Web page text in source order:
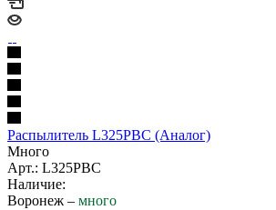
Распылитель L325PBC (Аналог)
Много
Арт.: L325PBC
Наличие:
Воронеж – много